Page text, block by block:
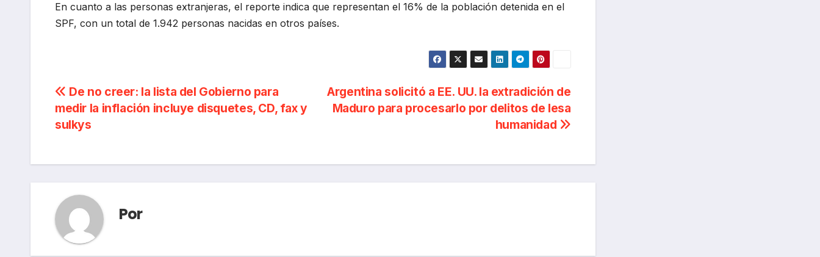
En cuanto a las personas extranjeras, el reporte indica que representan el 16% de la población detenida en el
SPF, con un total de 1.942 personas nacidas en otros países.
Navegación
de
Argentina solicitó a EE. UU. la extradición de
Maduro para procesarlo por delitos de lesa
humanidad
De no creer: la lista del Gobierno para
medir la inflación incluye disquetes, CD, fax y
sulkys
Por